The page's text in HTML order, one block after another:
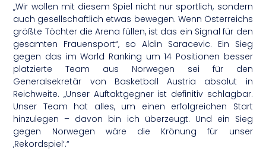
„Wir wollen mit diesem Spiel nicht nur sportlich, sondern
auch gesellschaftlich etwas bewegen. Wenn Österreichs
größte Töchter die Arena füllen, ist das ein Signal für den
gesamten Frauensport“, so Aldin Saracevic. Ein Sieg
gegen das im World Ranking um 14 Positionen besser
platzierte Team aus Norwegen sei für den
Generalsekretär von Basketball Austria absolut in
Reichweite. „Unser Auftaktgegner ist definitiv schlagbar.
Unser Team hat alles, um einen erfolgreichen Start
hinzulegen – davon bin ich überzeugt. Und ein Sieg
gegen Norwegen wäre die Krönung für unser
‚Rekordspiel‘.“